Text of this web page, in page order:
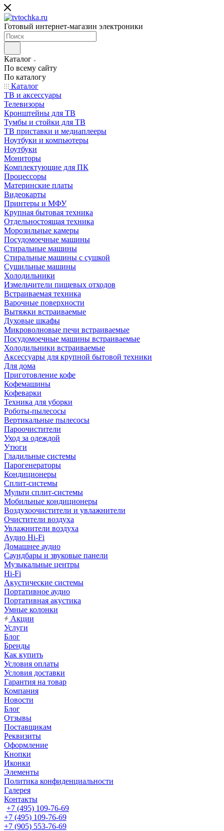
Готовый интернет-магазин электроники
Каталог
По всему сайту
По каталогу
Каталог
ТВ и аксессуары
Телевизоры
Кронштейны для ТВ
Тумбы и стойки для ТВ
ТВ приставки и медиаплееры
Ноутбуки и компьютеры
Ноутбуки
Мониторы
Комплектующие для ПК
Процессоры
Материнские платы
Видеокарты
Принтеры и МФУ
Крупная бытовая техника
Отдельностоящая техника
Морозильные камеры
Посудомоечные машины
Стиральные машины
Стиральные машины с сушкой
Сушильные машины
Холодильники
Измельчители пищевых отходов
Встраиваемая техника
Варочные поверхности
Вытяжки встраиваемые
Духовые шкафы
Микроволновые печи встраиваемые
Посудомоечные машины встраиваемые
Холодильники встраиваемые
Аксессуары для крупной бытовой техники
Для дома
Приготовление кофе
Кофемашины
Кофеварки
Техника для уборки
Роботы-пылесосы
Вертикальные пылесосы
Пароочистители
Уход за одеждой
Утюги
Гладильные системы
Парогенераторы
Кондиционеры
Сплит-системы
Мульти сплит-системы
Мобильные кондиционеры
Воздухоочистители и увлажнители
Очистители воздуха
Увлажнители воздуха
Аудио Hi-Fi
Домашнее аудио
Саундбары и звуковые панели
Музыкальные центры
Hi-Fi
Акустические системы
Портативное аудио
Портативная акустика
Умные колонки
Акции
Услуги
Блог
Бренды
Как купить
Условия оплаты
Условия доставки
Гарантия на товар
Компания
Новости
Блог
Отзывы
Поставщикам
Реквизиты
Оформление
Кнопки
Иконки
Элементы
Политика конфиденциальности
Галерея
Контакты
+7 (495) 109-76-69
+7 (495) 109-76-69
+7 (905) 553-76-69